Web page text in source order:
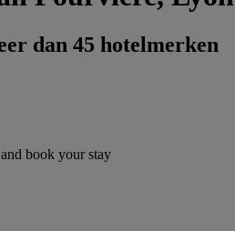
dan 45 hotelmerken
book your stay